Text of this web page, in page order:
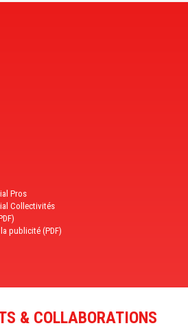
Pros
Collectivités
publicité (PDF)
& COLLABORATIONS